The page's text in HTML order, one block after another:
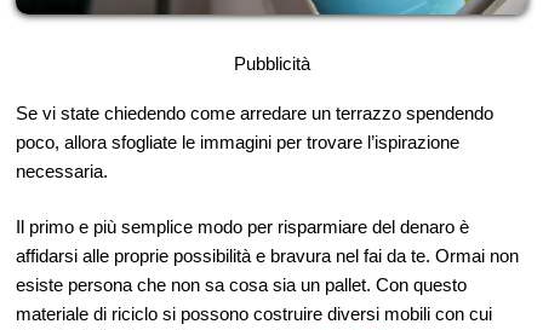
Pubblicità
Se vi state chiedendo come arredare un terrazzo spendendo
poco, allora sfogliate le immagini per trovare l’ispirazione
necessaria.
Il primo e più semplice modo per risparmiare del denaro è
affidarsi alle proprie possibilità e bravura nel fai da te. Ormai non
esiste persona che non sa cosa sia un pallet. Con questo
materiale di riciclo si possono costruire diversi mobili con cui